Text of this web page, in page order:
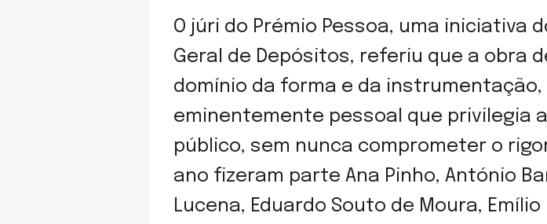
O júri do Prémio Pessoa, uma iniciativa
Geral de Depósitos, referiu que a obra
domínio da forma e da instrumentação,
eminentemente pessoal que privilegia
público, sem nunca comprometer o
ano fizeram parte Ana Pinho, António
Lucena, Eduardo Souto de Moura,